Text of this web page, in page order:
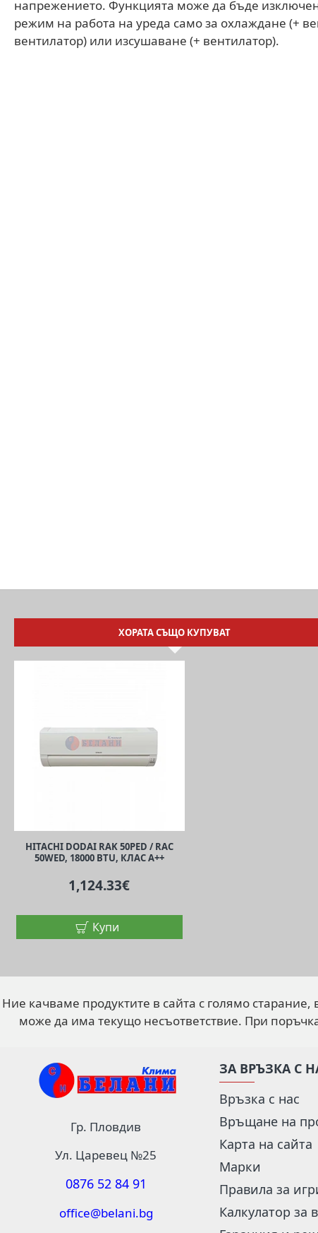
напрежението. Функцията може да бъде
режим на работа на уреда само за охлаждане (+
вентилатор) или изсушаване (+ вентилатор).
ХОРАТА СЪЩО КУПУВАТ
HITACHI DODAI RAK 50PED / RAC
50WED, 18000 BTU, КЛАС A++
1,124.33€
Купи
Ние качваме продуктите в сайта с голямо
може да има текущо несъответствие. При
Гр. Пловдив
Ул. Царевец №25
0876 52 84 91
office@belani.bg
ЗА ВРЪЗКА С
Връзка с нас
Връщане на
Карта на сайта
Марки
Правила за
Калкулатор за